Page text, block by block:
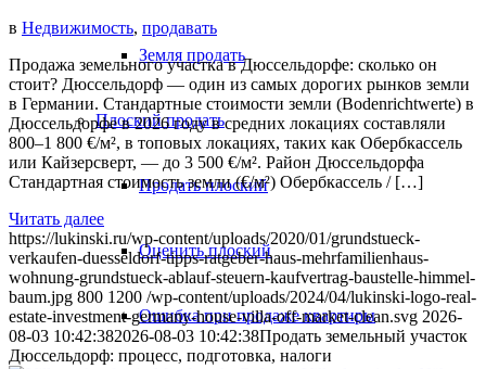
Земля продать
Плоскийпродать
Продать плоский
Оценить плоский
Ошибка при продаже квартиры
в Недвижимость, продавать
Продажа земельного участка в Дюссельдорфе: сколько он
стоит? Дюссельдорф — один из самых дорогих рынков земли
в Германии. Стандартные стоимости земли (Bodenrichtwerte) в
Дюссельдорфе в 2026 году в средних локациях составляли
800–1 800 €/м², в топовых локациях, таких как Обербкассель
или Кайзерсверт, — до 3 500 €/м². Район Дюссельдорфа
Стандартная стоимость земли (€/м²) Обербкассель / […]
Читать далее
https://lukinski.ru/wp-content/uploads/2020/01/grundstueck-
verkaufen-duesseldorf-tipps-ratgeber-haus-mehrfamilienhaus-
wohnung-grundstueck-ablauf-steuern-kaufvertrag-baustelle-himmel-
baum.jpg 800 1200 /wp-content/uploads/2024/04/lukinski-logo-real-
estate-investment-germany-house-villa-off-market-clean.svg 2026-
08-03 10:42:382026-08-03 10:42:38Продать земельный участок
Дюссельдорф: процесс, подготовка, налоги